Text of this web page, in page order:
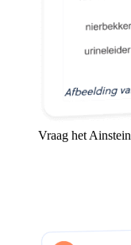
Vraag het Ainstein